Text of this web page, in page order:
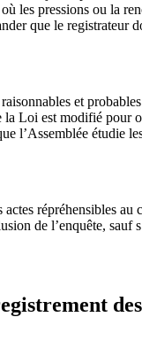
les pressions ou la
que le registrateur
et
Loi est modifié
l’Assemblée étudie
répréhensibles au
de l’enquête, sauf